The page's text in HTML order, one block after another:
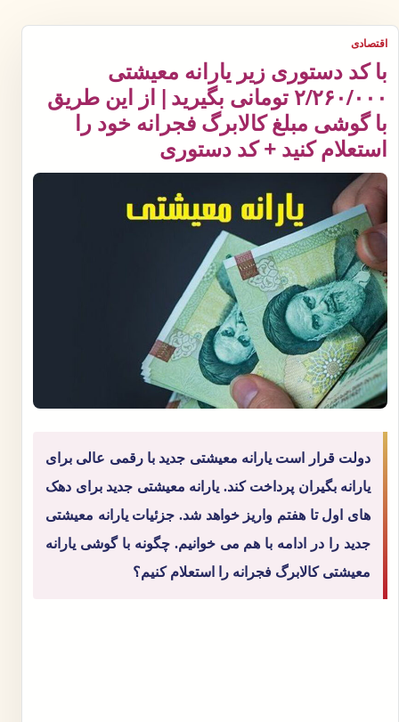
اقتصادی
با کد دستوری زیر یارانه معیشتی
۲/۲۶۰/۰۰۰ تومانی بگیرید | از این طریق
با گوشی مبلغ کالابرگ فجرانه خود را
استعلام کنید + کد دستوری
دولت قرار است یارانه معیشتی جدید با رقمی عالی برای
یارانه بگیران پرداخت کند. یارانه معیشتی جدید برای دهک
های اول تا هفتم واریز خواهد شد. جزئیات یارانه معیشتی
جدید را در ادامه با هم می خوانیم. چگونه با گوشی یارانه
معیشتی کالابرگ فجرانه را استعلام کنیم؟